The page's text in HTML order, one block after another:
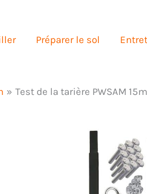
Préparer le sol
Test de la tarière PWSAM